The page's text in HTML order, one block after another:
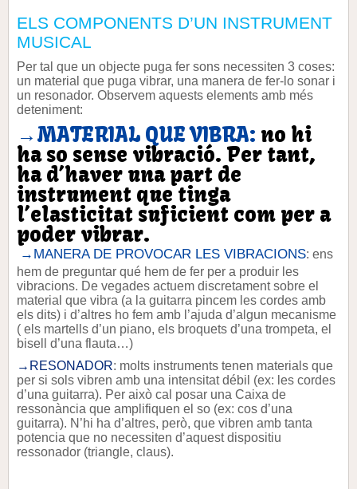
ELS COMPONENTS D’UN INSTRUMENT
MUSICAL
Per tal que un objecte puga fer sons necessiten 3 coses:
un material que puga vibrar, una manera de fer-lo sonar i
un resonador. Observem aquests elements amb més
deteniment:
→MATERIAL QUE VIBRA: no hi
ha so sense vibració. Per tant,
ha d’haver una part de
instrument que tinga
l’elasticitat suficient com per a
poder vibrar.
→MANERA DE PROVOCAR LES VIBRACIONS: ens
hem de preguntar qué hem de fer per a produir les
vibracions. De vegades actuem discretament sobre el
material que vibra (a la guitarra pincem les cordes amb
els dits) i d’altres ho fem amb l’ajuda d’algun mecanisme
( els martells d’un piano, els broquets d’una trompeta, el
bisell d’una flauta…)
→ RESONADOR: molts instruments tenen materials que
per si sols vibren amb una intensitat débil (ex: les cordes
d’una guitarra). Per això cal posar una Caixa de
ressonància que amplifiquen el so (ex: cos d’una
guitarra). N’hi ha d’altres, però, que vibren amb tanta
potencia que no necessiten d’aquest dispositiu
ressonador (triangle, claus).